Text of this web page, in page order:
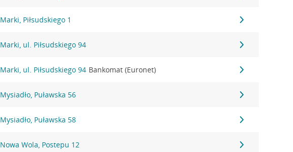
Marki, Piłsudskiego 1
Marki, ul. Piłsudskiego 94
Marki, ul. Piłsudskiego 94 Bankomat (Euronet)
Mysiadło, Puławska 56
Mysiadło, Puławska 58
Nowa Wola, Postepu 12